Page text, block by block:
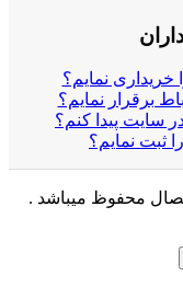
نمایم؟
برقرار نمایم؟
سایت پیدا کنم؟
ثبت نمایم؟
محفوظ میباشد .